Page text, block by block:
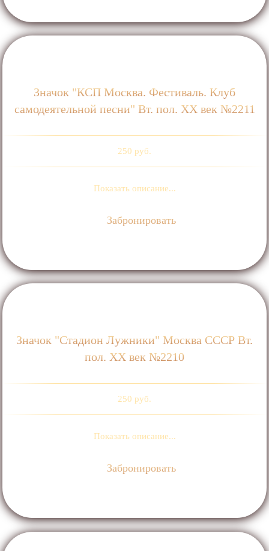
Значок "КСП Москва. Фестиваль. Клуб
самодеятельной песни" Вт. пол. ХХ век №2211
250 руб.
Показать описание...
Забронировать
Значок "Стадион Лужники" Москва СССР Вт.
пол. ХХ век №2210
250 руб.
Показать описание...
Забронировать